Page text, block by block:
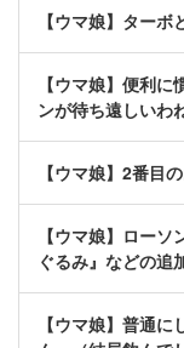
【ウマ娘】ターボ
【ウマ娘】便利
ンが待ち遠しいわ
【ウマ娘】2番目
【ウマ娘】ロー
ぐるみ』などの追
【ウマ娘】普通